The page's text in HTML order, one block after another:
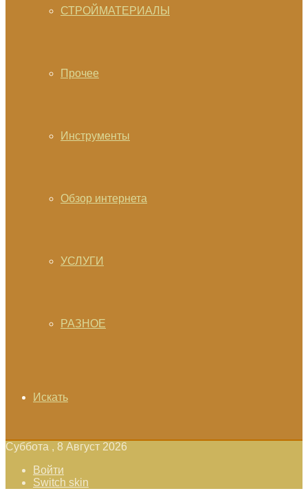
СТРОЙМАТЕРИАЛЫ
Прочее
Инструменты
Обзор интернета
УСЛУГИ
РАЗНОЕ
Искать
Суббота , 8 Август 2026
Войти
Switch skin